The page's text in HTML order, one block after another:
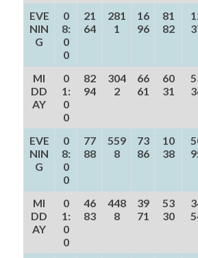
EVE
NIN
G
0
8:
0
0
21
64
281
1
16
96
81
82
MI
DD
AY
0
1:
0
0
82
94
304
2
66
61
60
31
EVE
NIN
G
0
8:
0
0
77
88
559
8
73
86
10
38
MI
DD
AY
0
1:
0
0
46
83
448
8
39
71
53
30